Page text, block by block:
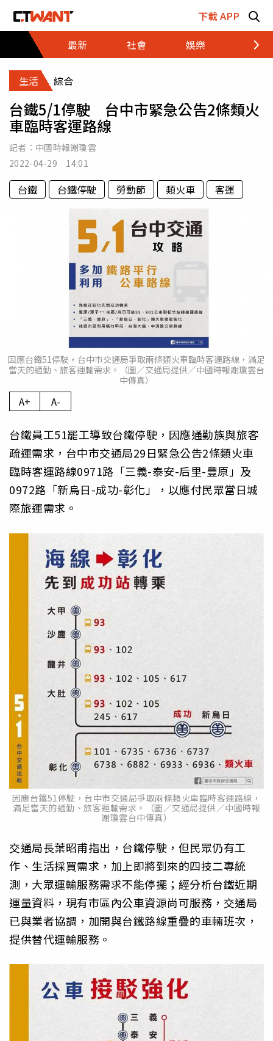
下載 APP
最新
社會 娛樂 財經
生活 綜合
台鐵5/1停駛 台中市緊急公告2條類火
車臨時客運路線
記者： 中國時報謝瓊雲
2022-04-29 14:01
台鐵 台鐵停駛 勞動節 類火車 客運
因應台鐵51停駛，台中市交通局爭取兩條類火車臨時客運路線，滿足
當天的通勤、旅客運輸需求。（圖／交通局提供／中國時報謝瓊雲台
中傳真）
A+ A-
台鐵員工51罷工導致台鐵停駛，因應通勤族與旅客
疏運需求，台中市交通局29日緊急公告2條類火車
臨時客運路線0971路「三義-泰安-后里-豐原」及
0972路「新烏日-成功-彰化」，以應付民眾當日城
際旅運需求。
因應台鐵51停駛，台中市交通局爭取兩條類火車臨時客運路線，
滿足當天的通勤、旅客運輸需求。（圖／交通局提供／中國時報
謝瓊雲台中傳真）
交通局長葉昭甫指出，台鐵停駛，但民眾仍有工
作、生活採買需求，加上即將到來的四技二專統
測，大眾運輸服務需求不能停擺；經分析台鐵近期
運量資料，現有市區內公車資源尚可服務，交通局
已與業者協調，加開與台鐵路線重疊的車輛班次，
提供替代運輸服務。